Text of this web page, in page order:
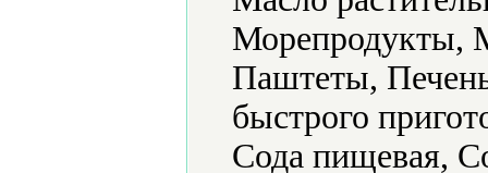
Морепродукты,
Паштеты,
быстрого
Сода пищевая,